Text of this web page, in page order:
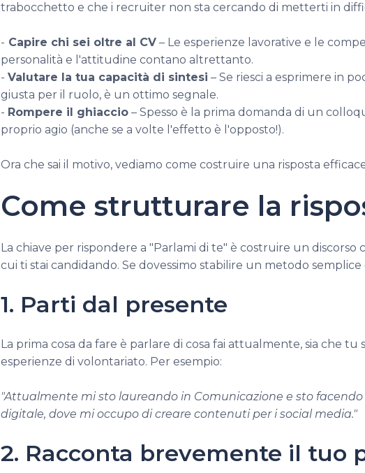
trabocchetto e che i recruiter non sta cercando di metterti in
- Capire chi sei oltre al CV – Le esperienze lavorative e le
personalità e l'attitudine contano altrettanto.
-Valutare la tua capacità di sintesi – Se riesci a esprimere in
giusta per il ruolo, è un ottimo segnale.
- Rompere il ghiaccio – Spesso è la prima domanda di un
proprio agio (anche se a volte l'effetto è l'opposto!).
Ora che sai il motivo, vediamo come costruire una risposta
Come strutturare la
La chiave per rispondere a "Parlami di te" è costruire un discorso
cui ti stai candidando. Se dovessimo stabilire un metodo
1. Parti dal presente
La prima cosa da fare è parlare di cosa fai attualmente, sia che
esperienze di volontariato. Per esempio:
"Attualmente mi sto laureando in Comunicazione e sto
digitale, dove mi occupo di creare contenuti per i social media."
2. Racconta brevemente il tuo